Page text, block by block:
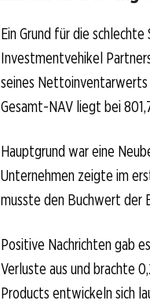
Ein Grund für die
Investmentvehikel
seines Nettoinventarwerts
Gesamt-NAV liegt bei
Hauptgrund war eine
Unternehmen zeigte im
musste den Buchwert der
Positive Nachrichten gab
Verluste aus und brachte
Products entwickeln sich